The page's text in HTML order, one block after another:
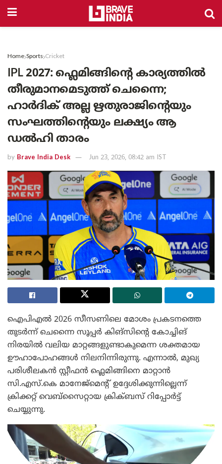
Home Sports Cricket
IPL 2027: ഫ്ലെമിങ്ങിന്റെ കാര്യത്തിൽ
തീരുമാനമെടുത്ത് ചെന്നൈ;
ഹാർദിക് അല്ല ഋതുരാജിന്റെയും
സംഘത്തിന്റെയും ലക്ഷ്യം ആ
ഡൽഹി താരം
by Brave India Desk Jun 23, 2026, 08:42 am IST
ഐപിഎൽ 2026 സീസണിലെ മോശം പ്രകടനത്തെ
തുടർന്ന് ചെന്നൈ സൂപ്പർ കിങ്സിന്റെ കോച്ചിങ്
നിരയിൽ വലിയ മാറ്റങ്ങളുണ്ടാകുമെന്ന ശക്തമായ
ഊഹാപോഹങ്ങൾ നിലനിന്നിരുന്നു. എന്നാൽ, മുഖ്യ
പരിശീലകൻ സ്റ്റീഫൻ ഫ്ലെമിങ്ങിനെ മാറ്റാൻ
സി.എസ്.കെ മാനേജ്മെന്റ് ഉദ്ദേശിക്കുന്നില്ലെന്ന്
ക്രിക്കറ്റ് വെബ്സൈറ്റായ ക്രിക്ബസ് റിപ്പോർട്ട്
ചെയ്യുന്നു.